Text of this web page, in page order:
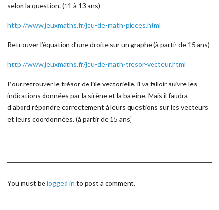
selon la question. (11 à 13 ans)
http://www.jeuxmaths.fr/jeu-de-math-pieces.html
Retrouver l’équation d’une droite sur un graphe (à partir de 15 ans)
http://www.jeuxmaths.fr/jeu-de-math-tresor-vecteur.html
Pour retrouver le trésor de l’île vectorielle, il va falloir suivre les
indications données par la sirène et la baleine. Mais il faudra
d’abord répondre correctement à leurs questions sur les vecteurs
et leurs coordonnées. (à partir de 15 ans)
You must belogged in to post a comment.